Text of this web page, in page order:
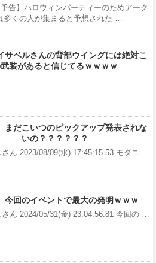
予告】ハロウィンパーティーのためアーク
多くの人が集まると予想された …
サベルさんの背部ウイングには絶対こ
装があると信じてるｗｗｗｗ
まだこいつのピックアップ発表されな
いの？？？？？？
さん 2023/08/09(水) 17:45:15.53 モダニ …
今回のイベントで最大の発明ｗｗｗ
さん 2024/05/31(金) 23:04:56.81 今回の …